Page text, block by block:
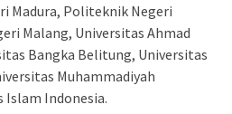
Madura, Politeknik Negeri
Malang, Universitas Ahmad
Bangka Belitung, Universitas
Muhammadiyah
Islam Indonesia.